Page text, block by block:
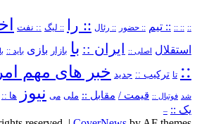
::
:: :: :: تیم :: حضور :: رئال :: را :: لیگ :: نفت
استقلال اصلی :: ایران :: با بازار بازی باید ::
:: تا ترکیب :: جدید خبر های مهم
شد فوتبال :: قیمت / مقابل :: ملی می نیوز ها ::
یک :: –